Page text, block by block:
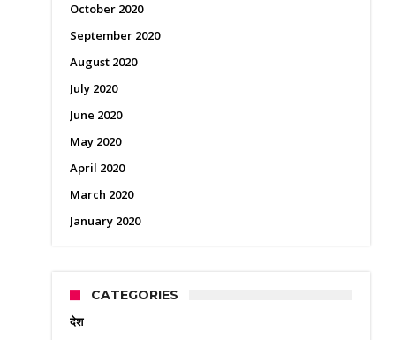
October 2020
September 2020
August 2020
July 2020
June 2020
May 2020
April 2020
March 2020
January 2020
CATEGORIES
देश